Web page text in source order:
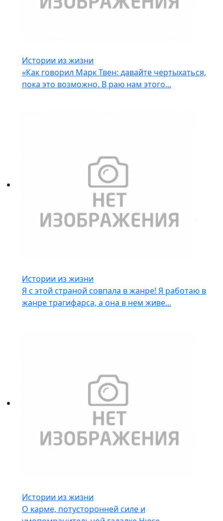
Истории из жизни
«Как говорил Марк Твен: давайте чертыхаться,
пока это возможно. В раю нам этого...
Истории из жизни
Я с этой страной совпала в жанре! Я работаю в
жанре трагифарса, а она в нем живе...
Истории из жизни
О карме, потусторонней силе и